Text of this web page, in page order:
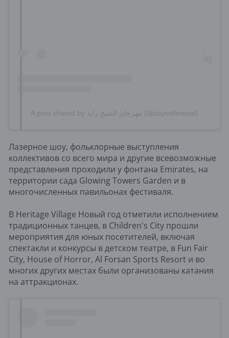
A post shared by مهرجان الشيخ زايد (@zayedfestival)
Лазерное шоу, фольклорные выступления
коллективов со всего мира и другие всевозможные
представления проходили у фонтана Emirates, на
территории сада Glowing Towers Garden и в
многочисленных павильонах фестиваля.
В Heritage Village Новый год отметили исполнением
традиционных танцев, в Children's City прошли
мероприятия для юных посетителей, включая
спектакли и конкурсы в детском театре, в Fun Fair
City, House of Horror, Al Forsan Sports Resort и во
многих других местах были организованы катания
на аттракционах.